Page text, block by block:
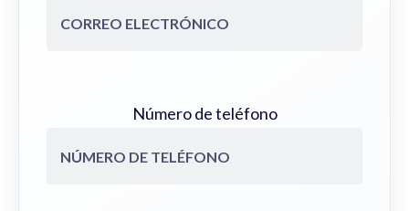
Número de teléfono